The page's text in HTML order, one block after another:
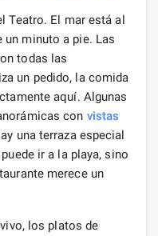
Teatro. El mar está al
un minuto a pie. Las
todas las
un pedido, la comida
aquí. Algunas
con vistas
una terraza especial
ir a la playa, sino
merece un
los platos de